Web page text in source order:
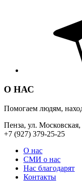
О НАС
Помогаем людям,
Пенза, ул. Московская,
+7 (927) 379-25-25
О нас
СМИ о нас
Нас благодарят
Контакты